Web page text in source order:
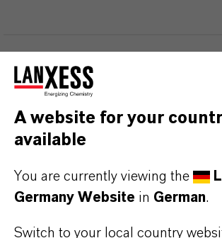
DARUMLANXESS!
Als führendes
wir weit mehr als nur hochwertige
stehen für Zuverlässigkeit,
partnerschaftliches Denken. Im
Kunden. Unsere Kunden profitieren
A website for your
available
You are currently viewing the
Germany Website in German.
Switch to your local country